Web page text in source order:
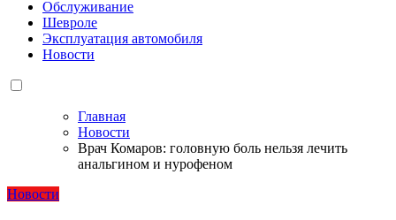
Обслуживание
Шевроле
Эксплуатация автомобиля
Новости
Главная
Новости
Врач Комаров: головную боль нельзя лечить
анальгином и нурофеном
Новости